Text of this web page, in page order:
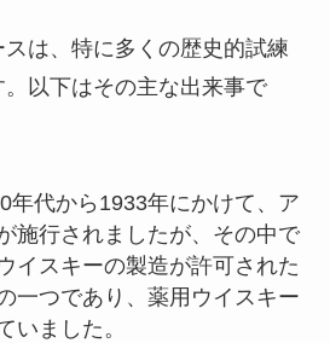
は、特に多くの歴史的試練
以下はその主な出来事で
年代から1933年にかけて、ア
施行されましたが、その中で
イスキーの製造が許可された
一つであり、薬用ウイスキー
いました。